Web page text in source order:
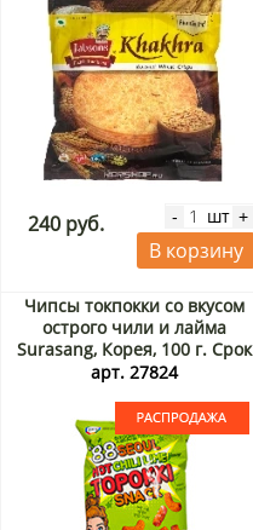
240 руб. - шт +
В корзину
Чипсы токпокки со вкусом
острого чили и лайма
Surasang, Корея, 100 г. Срок
до 26.08.2026. Распродажа
арт. 27824